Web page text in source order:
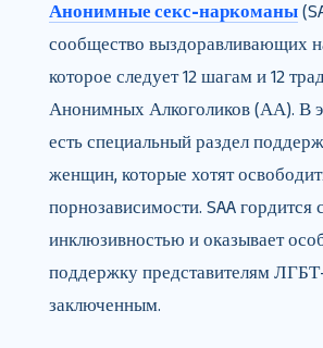
Анонимные секс-наркоманы
сообщество выздоравливающих
которое следует 12 шагам и 12
Анонимных Алкоголиков (АА). В
есть специальный раздел
женщин, которые хотят
порнозависимости. SAA гордится
инклюзивностью и оказывает
поддержку представителям
заключенным.